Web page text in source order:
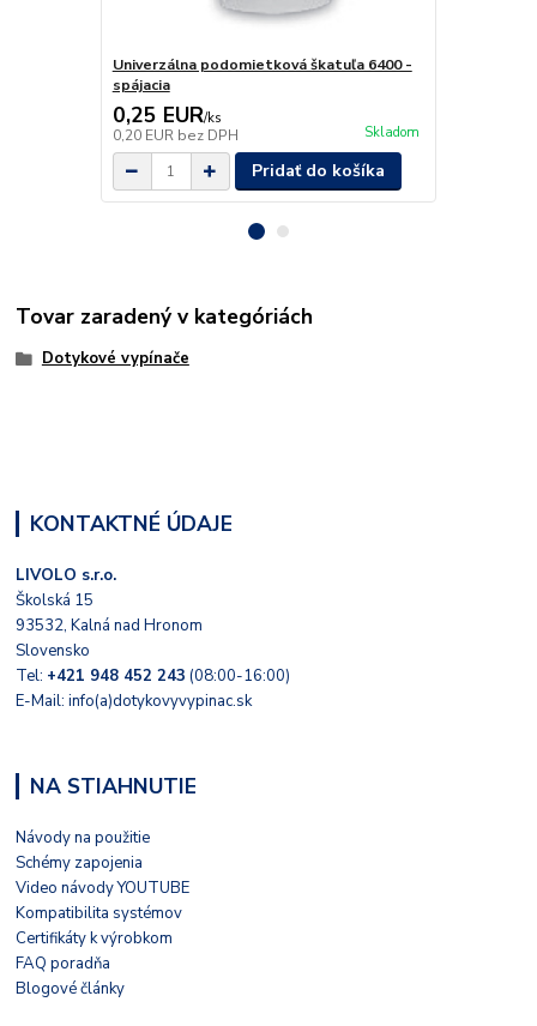
Univerzálna podomietková škatuľa 6400 -
spájacia
0,25 EUR/ks
0,20 EUR bez DPH Skladom
Pridať do košíka
Tovar zaradený v kategóriách
Dotykové vypínače
KONTAKTNÉ ÚDAJE
LIVOLO s.r.o.
Školská 15
93532, Kalná nad Hronom
Slovensko
Tel: +421 948 452 243 (08:00-16:00)
E-Mail: info(a)dotykovyvypinac.sk
NA STIAHNUTIE
Návody na použitie
Schémy zapojenia
Video návody YOUTUBE
Kompatibilita systémov
Certifikáty k výrobkom
FAQ poradňa
Blogové články